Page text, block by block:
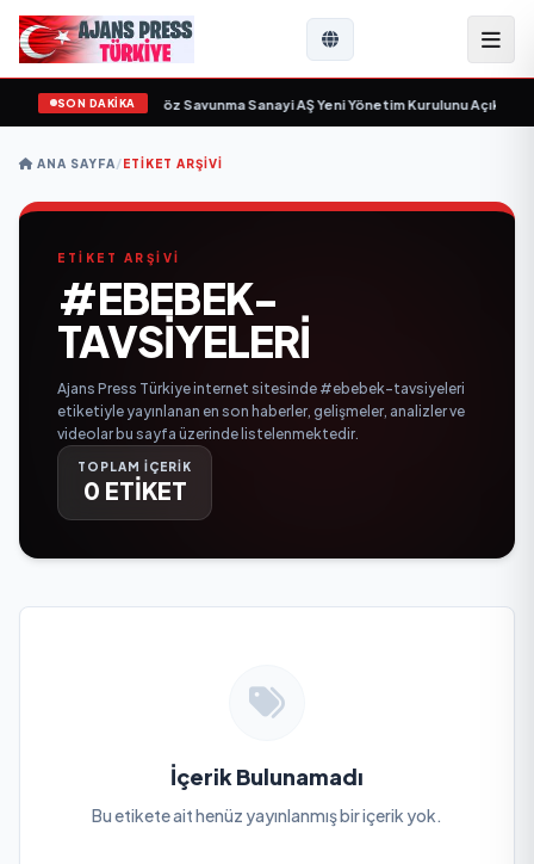
SON DAKİKA
gün sayıyor• Açıkgöz Savunma Sanayi AŞ Yeni Yönetim Kurulunu
ANA SAYFA/ETIKET ARŞIVI
ETİKET ARŞİVİ
#EBEBEK-
TAVSIYELERI
Ajans Press Türkiye internet sitesinde #ebebek-tavsiyeleri
etiketiyle yayınlanan en son haberler, gelişmeler, analizler ve
videolar bu sayfa üzerinde listelenmektedir.
TOPLAM İÇERİK
0 ETİKET
İçerik Bulunamadı
Bu etikete ait henüz yayınlanmış bir içerik yok.